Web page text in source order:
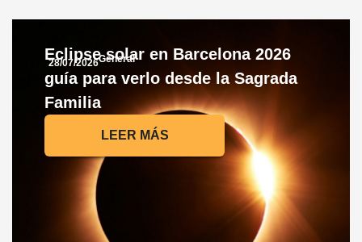
28/07/2026General
Eclipse solar en Barcelona 2026
guía para verlo desde la Sagrada
Familia
LEER MÁS